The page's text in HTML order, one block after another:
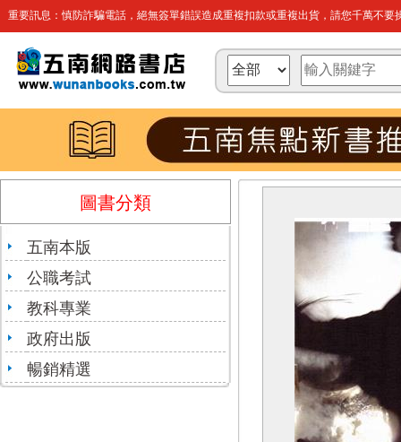
重要訊息：慎防詐騙電話，絕無簽單錯誤造成重複扣款或重複出貨，請您千萬不要
圖書分類
五南本版
公職考試
教科專業
政府出版
暢銷精選